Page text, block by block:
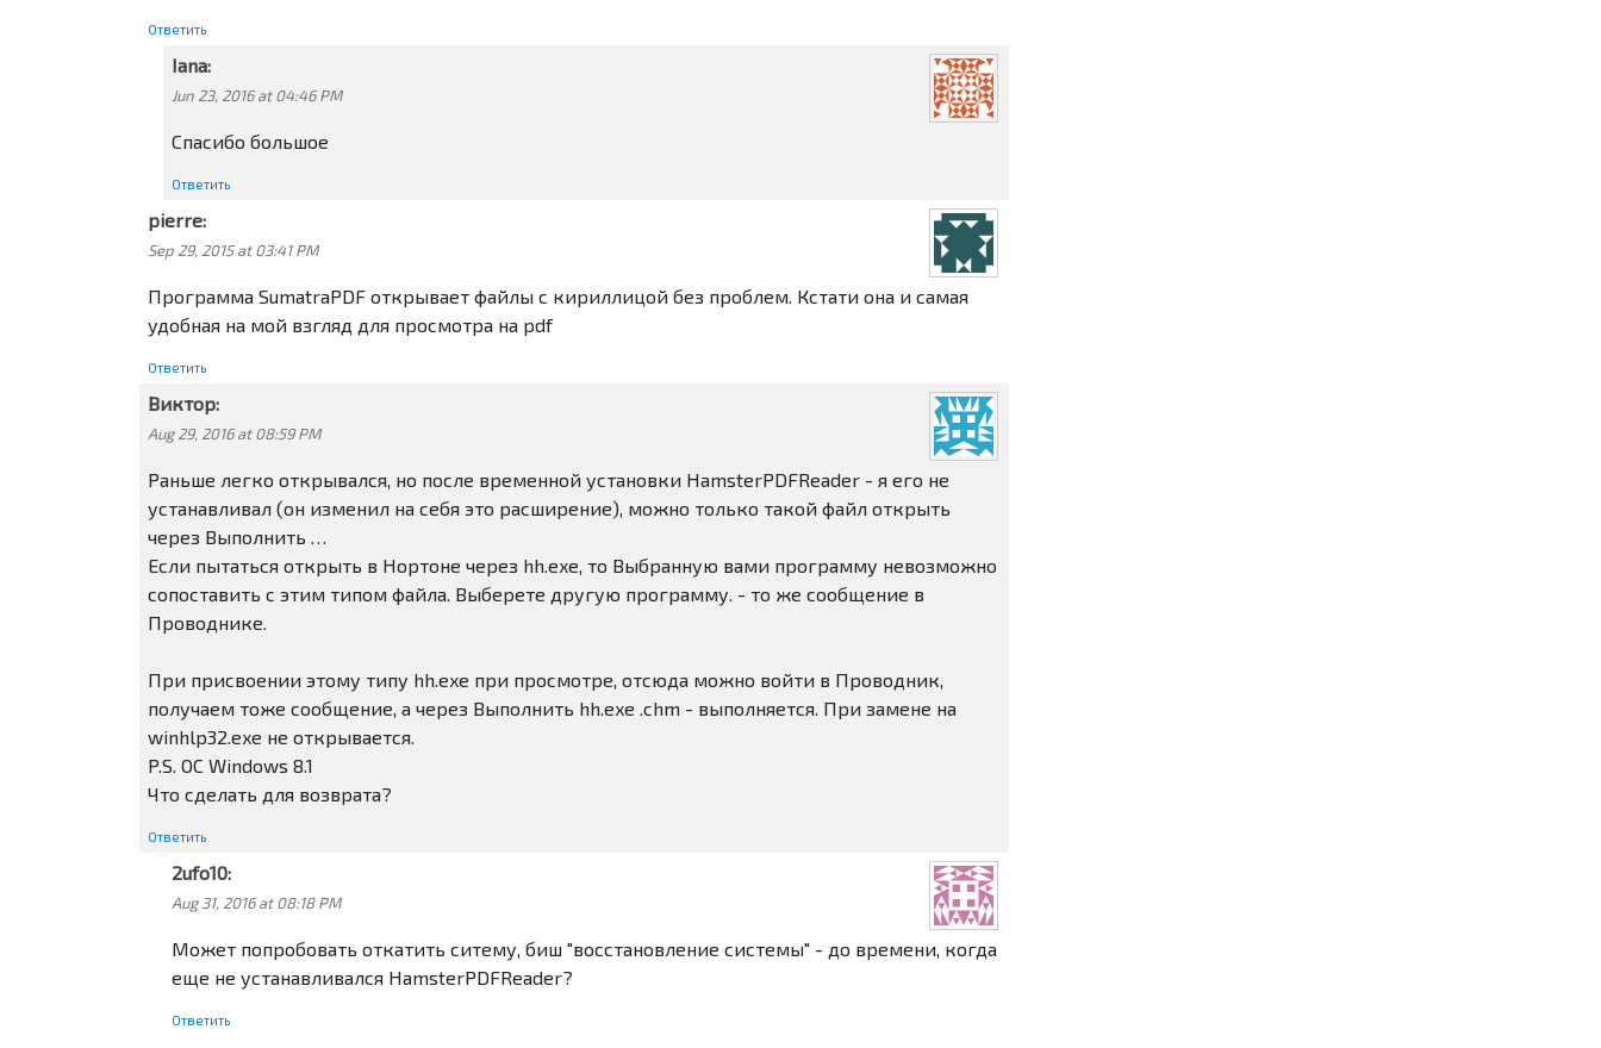
Ответить
Iana:
Jun 23, 2016 at 04:46 PM
Спасибо большое
Ответить
pierre:
Sep 29, 2015 at 03:41 PM
Программа SumatraPDF открывает файлы с кириллицой без проблем. Кстати она и самая
удобная на мой взгляд для просмотра на pdf
Ответить
Виктор:
Aug 29, 2016 at 08:59 PM
Раньше легко открывался, но после временной установки HamsterPDFReader - я его не
устанавливал (он изменил на себя это расширение), можно только такой файл открыть
через Выполнить …
Если пытаться открыть в Нортоне через hh.exe, то Выбранную вами программу невозможно
сопоставить с этим типом файла. Выберете другую программу. - то же сообщение в
Проводнике.
При присвоении этому типу hh.exe при просмотре, отсюда можно войти в Проводник,
получаем тоже сообщение, а через Выполнить hh.exe .chm - выполняется. При замене на
winhlp32.exe не открывается.
P.S. ОС Windows 8.1
Что сделать для возврата?
Ответить
2ufo10:
Aug 31, 2016 at 08:18 PM
Может попробовать откатить ситему, биш "восстановление системы" - до времени, когда
еще не устанавливался HamsterPDFReader?
Ответить